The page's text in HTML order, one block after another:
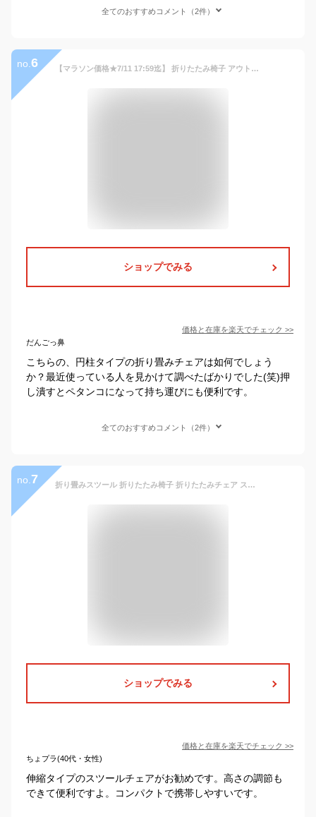
全てのおすすめコメント（2件）
no. 6 【マラソン価格★7/11 17:59迄】 折りたたみ椅子 アウトドア コンパクト 軽量 アウトドアチェア 携帯 高さ調節 折りたたみチェア 椅子 チェア スツール 踏み台 キャンプ用品 折りたたみ 旅行 野外 フェス キャンプ バーベキュー 運動会 釣り 遊園地 海 プール 送料無料
ショップでみる
価格と在庫を楽天でチェック >>
だんごっ鼻
こちらの、円柱タイプの折り畳みチェアは如何でしょう
か？最近使っている人を見かけて調べたばかりでした(笑)押
し潰すとペタンコになって持ち運びにも便利です。
全てのおすすめコメント（2件）
no. 7 折り畳みスツール 折りたたみ椅子 折りたたみチェア スツール アウトドアチェア キャンプ椅子 アウトドアスツール 折り畳み式 伸縮スツール スツール 高さ調整可能 運動会 釣り 登山 持ち運び 便利 コンパクト 軽量 おしゃれ かわいい 肩掛け可能 手持ち レジャー 簡易いす
ショップでみる
価格と在庫を楽天でチェック >>
ちょプラ(40代・女性)
伸縮タイプのスツールチェアがお勧めです。高さの調節も
できて便利ですよ。コンパクトで携帯しやすいです。